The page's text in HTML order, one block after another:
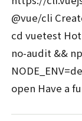
@vue/cli
cd vuetest
no-audit &&
open Have a